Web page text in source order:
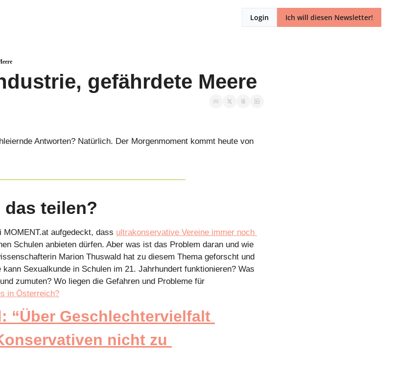
Login Ich will diesen Newsletter!
gefährdete Meere
Antworten? Natürlich. Der Morgenmoment kommt heute von
teilen?
MOMENT.at aufgedeckt, dass ultrakonservative Vereine immer noch
Schulen anbieten dürfen. Aber was ist das Problem daran und wie
Marion Thuswald hat zu diesem Thema geforscht und
Sexualkunde in Schulen im 21. Jahrhundert funktionieren? Was
zumuten? Wo liegen die Gefahren und Probleme für
in Österreich?
“Über Geschlechtervielfalt
nicht zu